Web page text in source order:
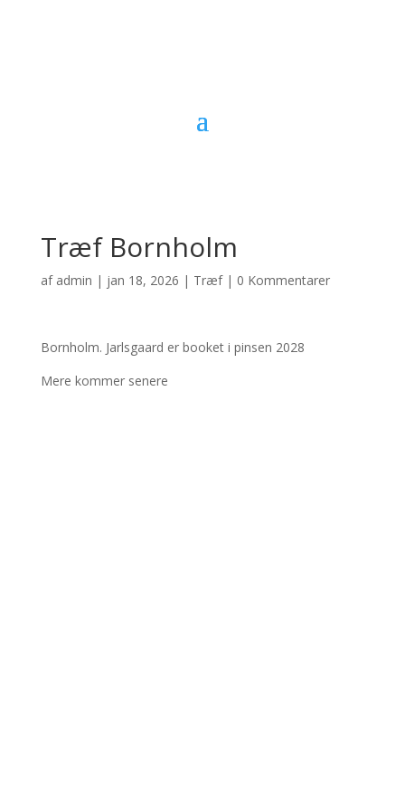
Træf Bornholm
af admin | jan 18, 2026 | Træf| 0 Kommentarer
Bornholm. Jarlsgaard er booket i pinsen 2028
Mere kommer senere